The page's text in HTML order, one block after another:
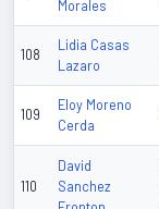
Morales
108
Lidia Casas
Lazaro
109
Eloy Moreno
Cerda
110
David
Sanchez